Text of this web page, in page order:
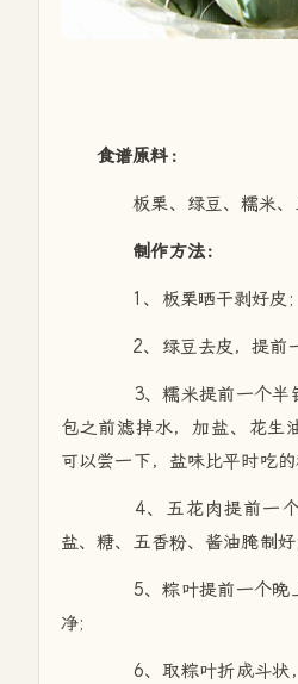
食谱原料：
板栗、绿豆、糯米、
制作方法：
1、板栗晒干剥好皮;
2、绿豆去皮，提前
3、糯米提前一个半
包之前滤掉水，加盐、花生
可以尝一下，盐味比平时吃
4、五花肉提前一个
盐、糖、五香粉、酱油腌制好;
5、粽叶提前一个晚
净;
6、取粽叶折成斗状